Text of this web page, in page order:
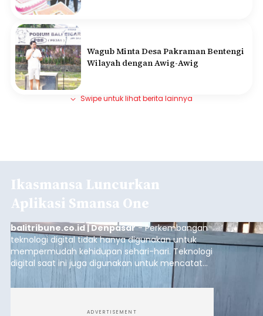
Wagub Minta Desa Pakraman Bentengi
Wilayah dengan Awig-Awig
Swipe untuk lihat berita lainnya
Ikasmansa Luncurkan
Aplikasi Smansa One
balitribune.co.id | Denpasar- Perkembangan
teknologi digital tidak hanya digunakan untuk
mempermudah kehidupan sehari-hari. Teknologi
digital saat ini juga digunakan untuk mencatat
dan mengelola data base alumni dari suatu
sekolah, salah satunya adalah alumni SMA 1
ADVERTISEMENT